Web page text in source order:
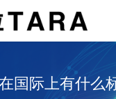
国际上有什么